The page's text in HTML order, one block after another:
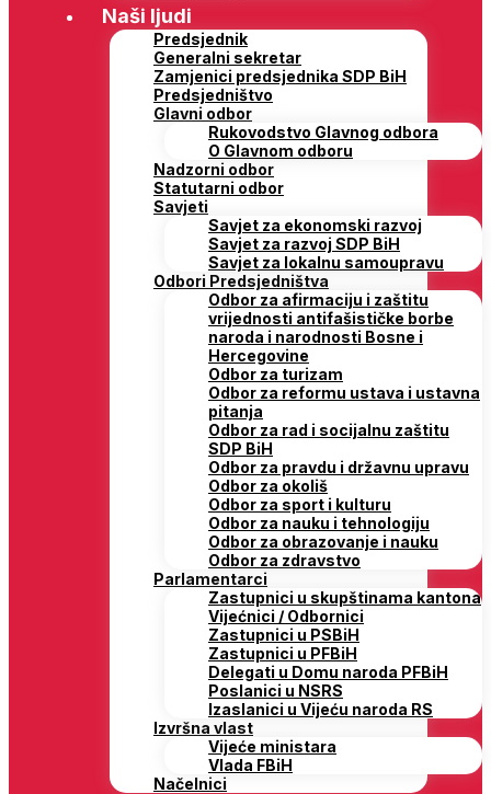
Naši ljudi
Predsjednik
Generalni sekretar
Zamjenici predsjednika SDP BiH
Predsjedništvo
Glavni odbor
Rukovodstvo Glavnog odbora
O Glavnom odboru
Nadzorni odbor
Statutarni odbor
Savjeti
Savjet za ekonomski razvoj
Savjet za razvoj SDP BiH
Savjet za lokalnu samoupravu
Odbori Predsjedništva
Odbor za afirmaciju i zaštitu
vrijednosti antifašističke borbe
naroda i narodnosti Bosne i
Hercegovine
Odbor za turizam
Odbor za reformu ustava i ustavna
pitanja
Odbor za rad i socijalnu zaštitu
SDP BiH
Odbor za pravdu i državnu upravu
Odbor za okoliš
Odbor za sport i kulturu
Odbor za nauku i tehnologiju
Odbor za obrazovanje i nauku
Odbor za zdravstvo
Parlamentarci
Zastupnici u skupštinama kantona
Vijećnici / Odbornici
Zastupnici u PSBiH
Zastupnici u PFBiH
Delegati u Domu naroda PFBiH
Poslanici u NSRS
Izaslanici u Vijeću naroda RS
Izvršna vlast
Vijeće ministara
Vlada FBiH
Načelnici